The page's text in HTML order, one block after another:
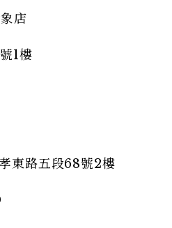
店
1樓
東路五段68號2樓